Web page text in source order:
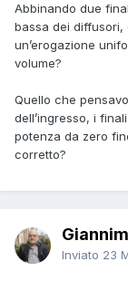
Abbinando due
bassa dei diffusori,
un’erogazione
volume?
Quello che
dell’ingresso, i
potenza da zero
corretto?
Inviato 23